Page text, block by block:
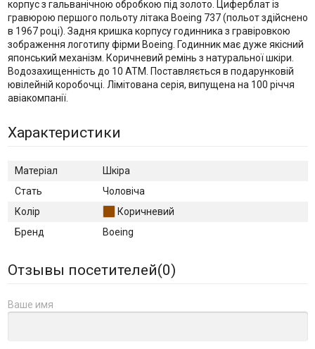
корпус з гальванічною обробкою під золото. Циферблат із
гравюрою першого польоту літака Boeing 737 (польот здійснено
в 1967 році). Задня кришка корпусу годинника з гравіровкою
зображення логотипу фірми Boeing. Годинник має дуже якісний
японський механізм. Коричневий ремінь з натуральної шкіри.
Водозахищенність до 10 АТМ. Поставляється в подарунковій
ювілейній коробочці. Лімітована серія, випущена на 100 річчя
авіакомпанії.
Характеристики
Матеріал
Шкіра
Стать
Чоловіча
Колір
Коричневий
Бренд
Boeing
Отзывы посетителей(0)
Ваше имя